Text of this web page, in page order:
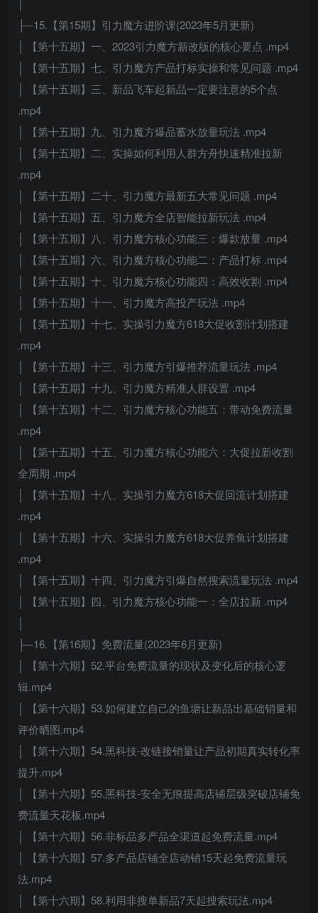
├─15.【第15期】引力魔方进阶课(2023年5月更新)
│ 【第十五期】一、2023引力魔方新改版的核心要点 .mp4
│ 【第十五期】七、引力魔方产品打标实操和常见问题 .mp4
│ 【第十五期】三、新品飞车起新品一定要注意的5个点
.mp4
│ 【第十五期】九、引力魔方爆品蓄水放量玩法 .mp4
│ 【第十五期】二、实操如何利用人群方舟快速精准拉新
.mp4
│ 【第十五期】二十、引力魔方最新五大常见问题 .mp4
│ 【第十五期】五、引力魔方全店智能拉新玩法 .mp4
│ 【第十五期】八、引力魔方核心功能三：爆款放量 .mp4
│ 【第十五期】六、引力魔方核心功能二：产品打标 .mp4
│ 【第十五期】十、引力魔方核心功能四：高效收割 .mp4
│ 【第十五期】十一、引力魔方高投产玩法 .mp4
│ 【第十五期】十七、实操引力魔方618大促收割计划搭建
.mp4
│ 【第十五期】十三、引力魔方引爆推荐流量玩法 .mp4
│ 【第十五期】十九、引力魔方精准人群设置 .mp4
│ 【第十五期】十二、引力魔方核心功能五：带动免费流量
.mp4
│ 【第十五期】十五、引力魔方核心功能六：大促拉新收割
全周期 .mp4
│ 【第十五期】十八、实操引力魔方618大促回流计划搭建
.mp4
│ 【第十五期】十六、实操引力魔方618大促养鱼计划搭建
.mp4
│ 【第十五期】十四、引力魔方引爆自然搜索流量玩法 .mp4
│ 【第十五期】四、引力魔方核心功能一：全店拉新 .mp4
├─16.【第16期】免费流量(2023年6月更新)
│ 【第十六期】52.平台免费流量的现状及变化后的核心逻
辑.mp4
│ 【第十六期】53.如何建立自己的鱼塘让新品出基础销量和
评价晒图.mp4
│ 【第十六期】54.黑科技-改链接销量让产品初期真实转化率
提升.mp4
│ 【第十六期】55.黑科技-安全无痕提高店铺层级突破店铺免
费流量天花板.mp4
│ 【第十六期】56.非标品多产品全渠道起免费流量.mp4
│ 【第十六期】57.多产品店铺全店动销15天起免费流量玩
法.mp4
│ 【第十六期】58.利用非搜单新品7天起搜索玩法.mp4